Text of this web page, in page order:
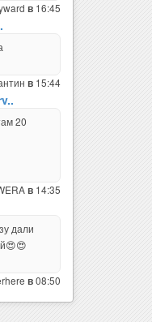
в 16:45
в 15:44
20
в 14:35
дали
в08:50